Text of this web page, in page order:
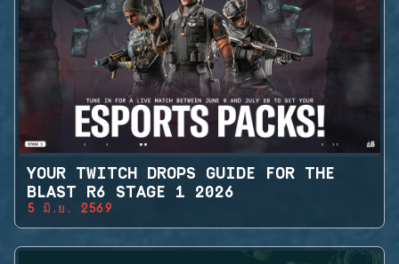
YOUR TWITCH DROPS GUIDE FOR THE
BLAST R6 STAGE 1 2026
5 มิ.ย. 2569